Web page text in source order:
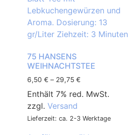
75 HANSENS
WEIHNACHTSTEE
6,50 € – 29,75 €
Enthält 7% red. MwSt.
zzgl. Versand
Lieferzeit: ca. 2-3 Werktage